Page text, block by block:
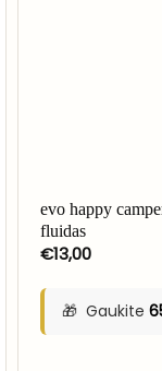
evo happy
fluidas
€13,00
Gaukite